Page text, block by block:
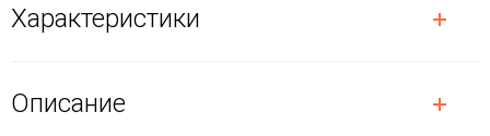
Характеристики
Описание